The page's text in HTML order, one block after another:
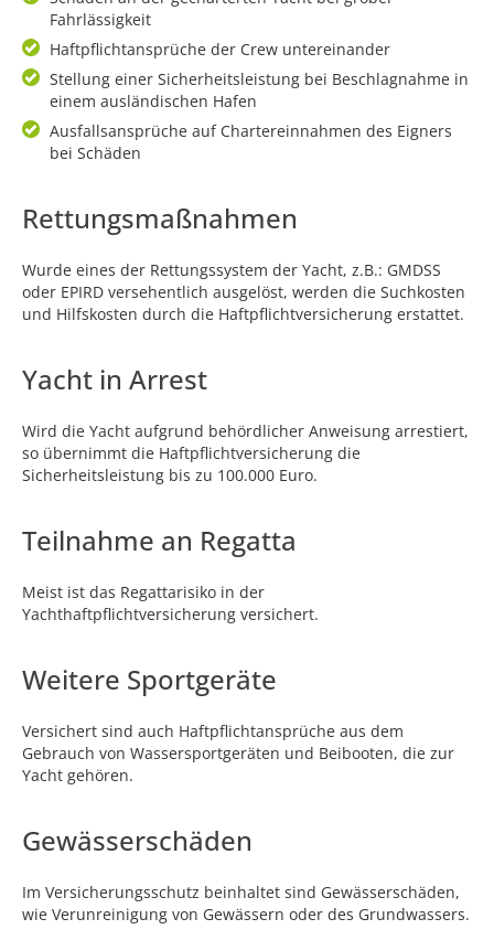
Fahrlässigkeit
Haftpflichtansprüche der Crew untereinander
Stellung einer Sicherheitsleistung bei Beschlagnahme in
einem ausländischen Hafen
Ausfallsansprüche auf Chartereinnahmen des Eigners
bei Schäden
Rettungsmaßnahmen
Wurde eines der Rettungssystem der Yacht, z.B.: GMDSS
oder EPIRD versehentlich ausgelöst, werden die Suchkosten
und Hilfskosten durch die Haftpflichtversicherung erstattet.
Yacht in Arrest
Wird die Yacht aufgrund behördlicher Anweisung arrestiert,
so übernimmt die Haftpflichtversicherung die
Sicherheitsleistung bis zu 100.000 Euro.
Teilnahme an Regatta
Meist ist das Regattarisiko in der
Yachthaftpflichtversicherung versichert.
Weitere Sportgeräte
Versichert sind auch Haftpflichtansprüche aus dem
Gebrauch von Wassersportgeräten und Beibooten, die zur
Yacht gehören.
Gewässerschäden
Im Versicherungsschutz beinhaltet sind Gewässerschäden,
wie Verunreinigung von Gewässern oder des Grundwassers.